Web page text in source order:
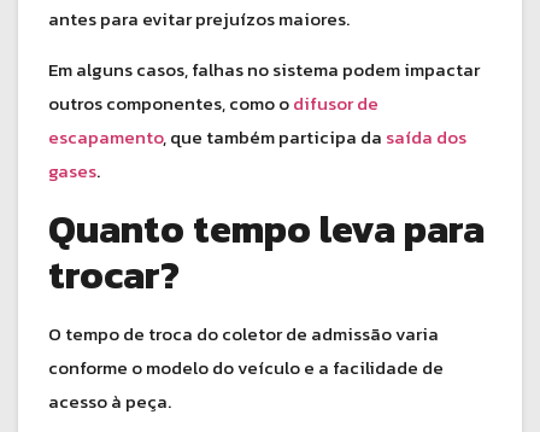
antes para evitar prejuízos maiores.
Em alguns casos, falhas no sistema podem impactar
outros componentes, como odifusor de
escapamento, que também participa da saída dos
gases.
Quanto tempo leva para
trocar?
O tempo de troca do coletor de admissão varia
conforme o modelo do veículo e a facilidade de
acesso à peça.